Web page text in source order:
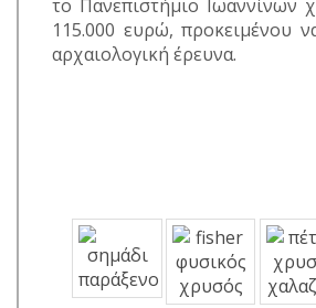
το Πανεπιστήμιο Ιωαννίνων
115.000 ευρώ, προκειμένου
αρχαιολογική έρευνα.